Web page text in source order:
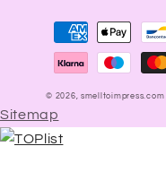
Moyens
paiement
© 2026,smelltoimpress.com
Sitemap